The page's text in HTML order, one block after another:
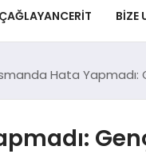
ÇAĞLAYANCERİT BİZE
Hata Yapmadı: